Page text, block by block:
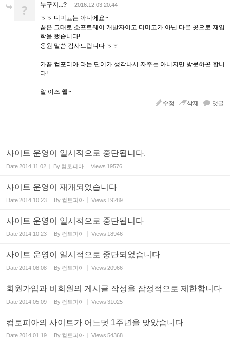
? 누구지...? 2016.12.03 20:44
ㅎㅎ 디미고는 아니에요~
꿈은 그대로 소프트웨어 개발자이고 디미고가 아닌 다른 곳으로 재입
학을 했습니다!
응원 말씀 감사드립니다 ㅎㅎ
가끔 컴포티아 라는 단어가 생각나서 자주는 아니지만 방문하곤 합니
다!
알 이즈 웰~
수정
삭제 댓글
사이트 운영이 일시적으로 중단됩니다.
Date2014.11.02 By 컴토피아 Views 19576
사이트 운영이 재개되었습니다
Date2014.10.23 By 컴토피아 Views 19289
사이트 운영이 일시적으로 중단됩니다
Date2014.10.23 By 컴토피아 Views 18946
사이트 운영이 일시적으로 중단되었습니다
Date2014.08.08 By 컴토피아 Views 20966
회원가입과 비회원의 게시글 작성을 잠정적으로 제한합니다
Date2014.05.09 By 컴토피아 Views 31025
컴토피아의 사이트가 어느덧 1주년을 맞았습니다
Date2014.01.19 By 컴토피아 Views 54368